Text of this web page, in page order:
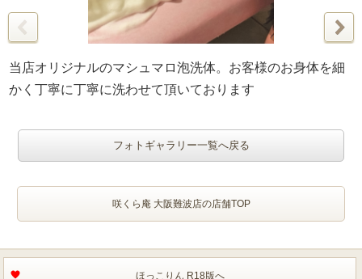
当店オリジナルのマシュマロ泡洗体。お客様のお身体を細
かく丁寧に丁寧に洗わせて頂いております
フォトギャラリー一覧へ戻る
咲くら庵 大阪難波店の店舗TOP
ほっこりん R18版へ